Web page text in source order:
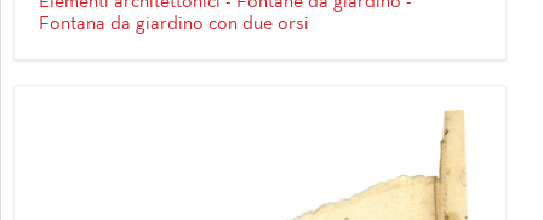
Fontana da giardino con due orsi